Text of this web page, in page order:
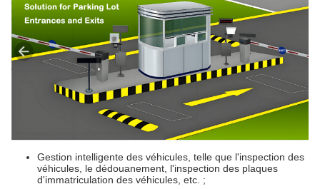
Gestion intelligente des véhicules, telle que l'inspection des
véhicules, le dédouanement, l'inspection des plaques
d'immatriculation des véhicules, etc. ;